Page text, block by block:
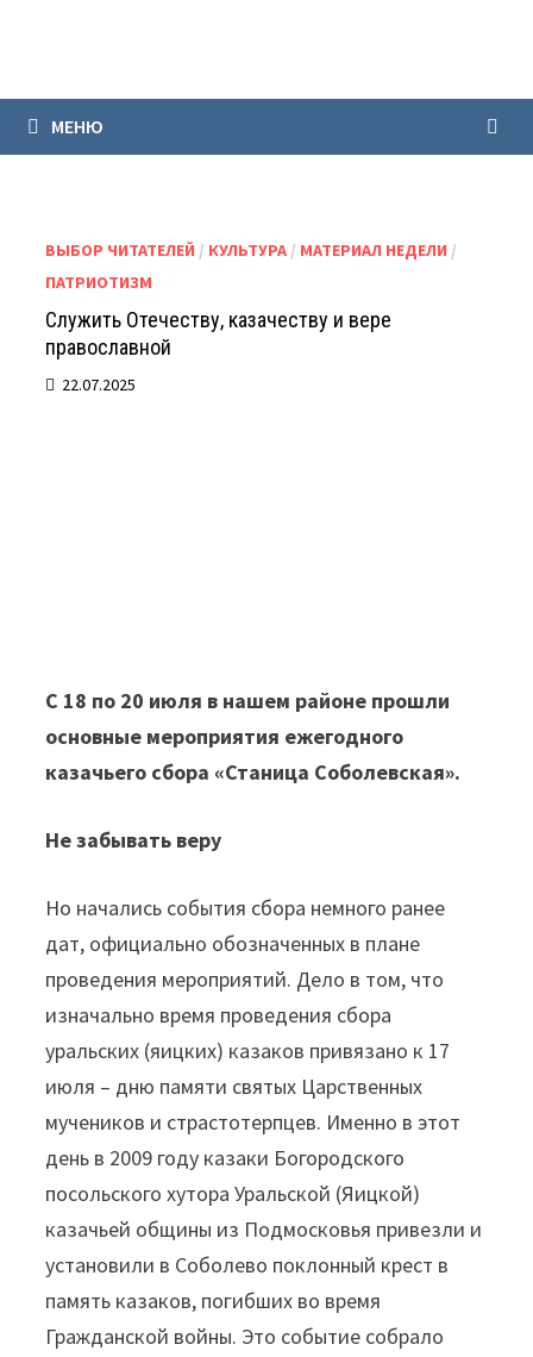
МЕНЮ
ВЫБОР ЧИТАТЕЛЕЙ / КУЛЬТУРА / МАТЕРИАЛ НЕДЕЛИ /
ПАТРИОТИЗМ
Служить Отечеству, казачеству и вере
православной
22.07.2025
С 18 по 20 июля в нашем районе прошли
основные мероприятия ежегодного
казачьего сбора «Станица Соболевская».
Не забывать веру
Но начались события сбора немного ранее
дат, официально обозначенных в плане
проведения мероприятий. Дело в том, что
изначально время проведения сбора
уральских (яицких) казаков привязано к 17
июля – дню памяти святых Царственных
мучеников и страстотерпцев. Именно в этот
день в 2009 году казаки Богородского
посольского хутора Уральской (Яицкой)
казачьей общины из Подмосковья привезли и
установили в Соболево поклонный крест в
память казаков, погибших во время
Гражданской войны. Это событие собрало